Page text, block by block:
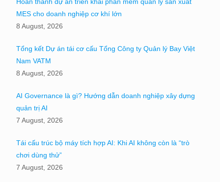
Hoàn thành dự án triển khai phần mềm quản lý sản xuất
MES cho doanh nghiệp cơ khí lớn
8 August, 2026
Tổng kết Dự án tái cơ cấu Tổng Công ty Quản lý Bay Việt
Nam VATM
8 August, 2026
AI Governance là gì? Hướng dẫn doanh nghiệp xây dựng
quản trị AI
7 August, 2026
Tái cấu trúc bộ máy tích hợp AI: Khi AI không còn là “trò
chơi dùng thử”
7 August, 2026